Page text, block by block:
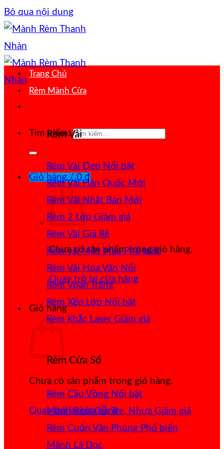
Bỏ qua nội dung
Tìm kiếm:
Giỏ hàng /0₫
Chưa có sản phẩm trong giỏ hàng.
Quay trở lại cửa hàng
Giỏ hàng
Chưa có sản phẩm trong giỏ hàng.
Quay trở lại cửa hàng
Trang Chủ
Rèm Mành Cửa
Rèm Vải
Rèm Vải Đẹp
Rèm Vải Hàn Quốc
Rèm Vải Nhật Bản
Rèm 2 Lớp
Rèm Vải Giá Rẻ
Rèm vải Một Màu
Rèm Vải Hoa Văn Nổi
Rèm Voan Trắng
Rèm Xếp Lớp
Rèm khắc Laser
Rèm Cửa Sổ
Rèm Cầu Vồng
Mành Rèm Gỗ, Tre, Nhựa
Rèm Cuốn Văn Phòng
Mành Lá Dọc